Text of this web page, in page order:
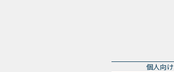
個人向け